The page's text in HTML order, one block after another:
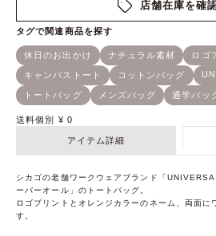
店舗在庫を確
送料個別 ¥ 0
アイテム詳細
シカゴの老舗ワークウェアブランド「
ーバーオール」のトートバッグ。
ロゴプリントとオレンジカラーのネーム、両面に
す。